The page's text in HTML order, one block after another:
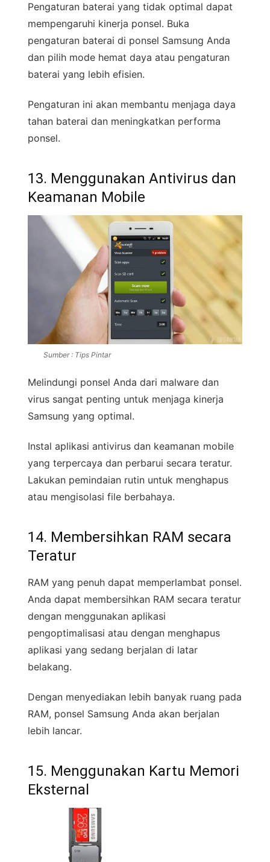
Pengaturan baterai yang tidak optimal dapat
mempengaruhi kinerja ponsel. Buka
pengaturan baterai di ponsel Samsung Anda
dan pilih mode hemat daya atau pengaturan
baterai yang lebih efisien.
Pengaturan ini akan membantu menjaga daya
tahan baterai dan meningkatkan performa
ponsel.
13. Menggunakan Antivirus dan
Keamanan Mobile
Sumber : Tips Pintar
Melindungi ponsel Anda dari malware dan
virus sangat penting untuk menjaga kinerja
Samsung yang optimal.
Instal aplikasi antivirus dan keamanan mobile
yang terpercaya dan perbarui secara teratur.
Lakukan pemindaian rutin untuk menghapus
atau mengisolasi file berbahaya.
14. Membersihkan RAM secara
Teratur
RAM yang penuh dapat memperlambat ponsel.
Anda dapat membersihkan RAM secara teratur
dengan menggunakan aplikasi
pengoptimalisasi atau dengan menghapus
aplikasi yang sedang berjalan di latar
belakang.
Dengan menyediakan lebih banyak ruang pada
RAM, ponsel Samsung Anda akan berjalan
lebih lancar.
15. Menggunakan Kartu Memori
Eksternal